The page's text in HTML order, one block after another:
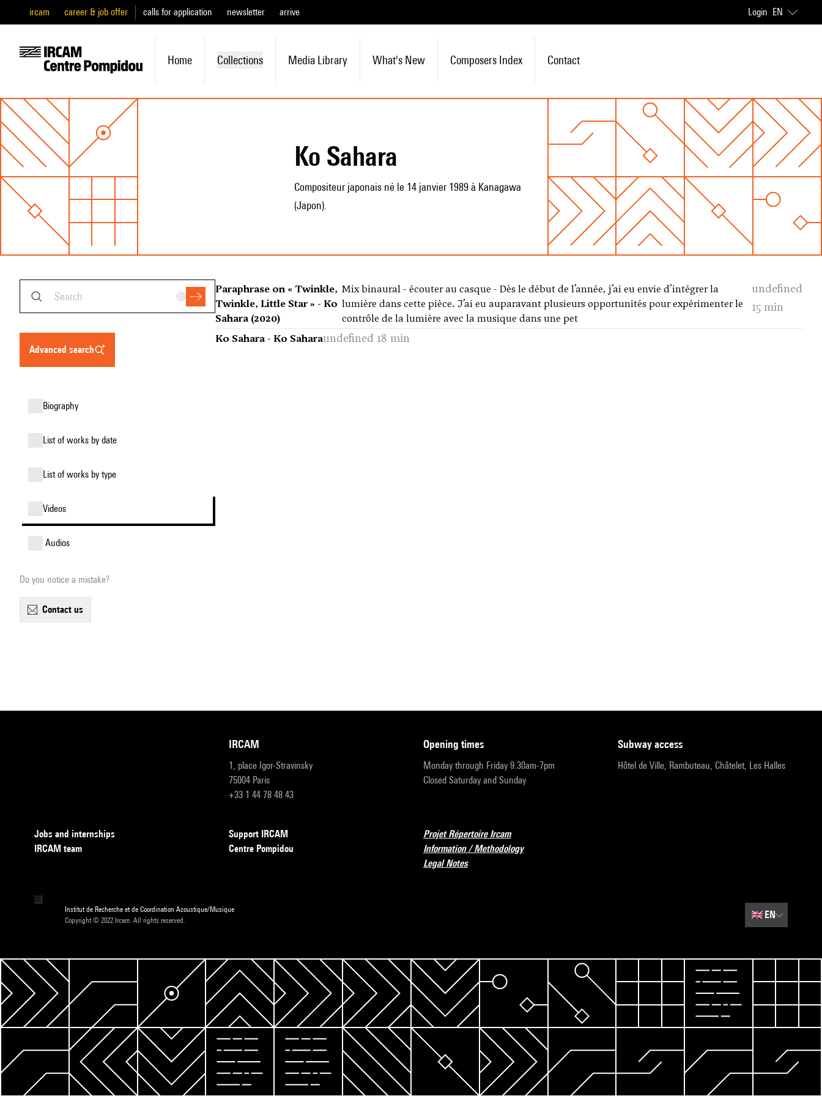
ircam career & job offer calls for application newsletter arrive Login EN
Home Collections Media Library What's New Composers Index Contact
Ko Sahara
Compositeur japonais né le 14 janvier 1989 à Kanagawa
(Japon).
advanced search
biography
list of works by date
list of works by type
videos
audios
Do you notice a mistake?
contact us
Paraphrase on « Twinkle,
Twinkle, Little Star » - Ko
Sahara (2020)
Mix binaural - écouter au casque - Dès le début de l’année, j’ai eu envie d’intégrer la
lumière dans cette pièce. J’ai eu auparavant plusieurs opportunités pour expérimenter le
contrôle de la lumière avec la musique dans une pet
undefined
15 min
Ko Sahara - Ko Saharaundefined 18 min
IRCAM
1, place Igor-Stravinsky
75004 Paris
+33 1 44 78 48 43
opening times
Monday through Friday 9:30am-7pm
Closed Saturday and Sunday
subway access
Hôtel de Ville, Rambuteau, Châtelet, Les Halles
Jobs and internships
IRCAM team
Support IRCAM
Centre Pompidou
Projet Répertoire Ircam
Information / Methodology
Legal Notes
Institut de Recherche et de Coordination Acoustique/Musique
Copyright © 2022 Ircam. All rights reserved.
🇬🇧EN